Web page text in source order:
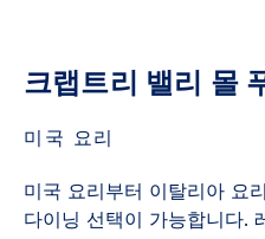
크랩트리 밸리 몰
미국 요리
미국 요리부터 이탈리아 요
다이닝 선택이 가능합니다.